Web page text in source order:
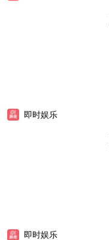
即时娱乐
即时娱乐